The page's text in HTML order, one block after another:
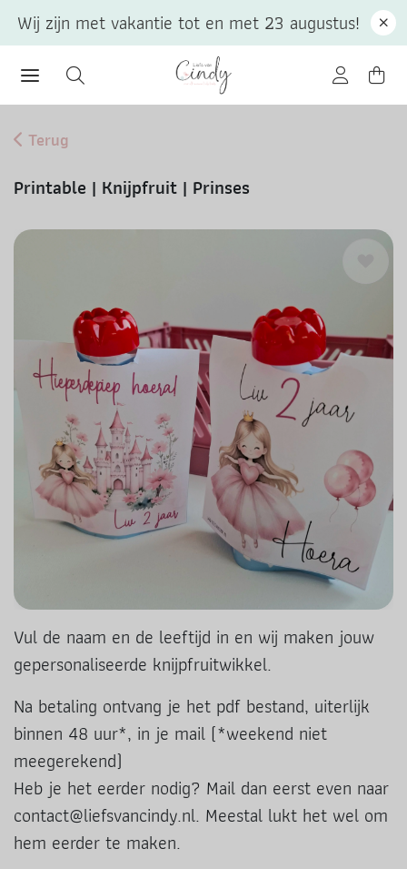
Terug
Printable | Knijpfruit | Prinses
Vul de naam en de leeftijd in en wij maken jouw
gepersonaliseerde knijpfruitwikkel.
Na betaling ontvang je het pdf bestand, uiterlijk
binnen 48 uur*, in je mail (*weekend niet
meegerekend)
Heb je het eerder nodig? Mail dan eerst even naar
contact@liefsvancindy.nl. Meestal lukt het wel om
hem eerder te maken.
Wij zijn met vakantie tot en met 23 augustus!